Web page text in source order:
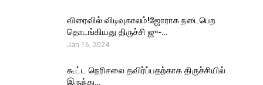
விரைவில் விடிவுகாலம்!ஜோராக நடைபெற
தொடங்கியது திருச்சி ஜு-…
Jan 16, 2024
கூட்ட நெரிசலை தவிர்ப்பதற்காக திருச்சியில்
இருந்து…